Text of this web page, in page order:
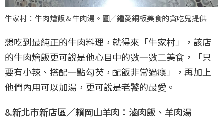
牛家村：牛肉燴飯＆牛肉湯。圖／鍾愛銅板美食的貪吃鬼提供
想吃到最純正的牛肉料理，就得來「牛家村」，該店
的牛肉燴飯更可說是他心目中的數一數二美食，「只
要有小辣、搭配一點勾芡，配飯非常過癮」，再加上
他們內用可以加湯，更可說是老饕的最愛。
8.新北市新店區／賴岡山羊肉：滷肉飯、羊肉湯